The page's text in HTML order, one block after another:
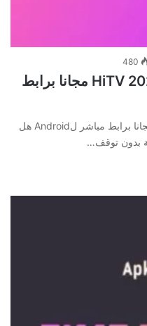
480
تحميل تطبيق هاي تيفي 2025 HiTV مجانا برابط
تحميل تطبيق هاي تيفي 2025 HiTV مجانا برابط مباشر لAndroid هل
بدون توقف…